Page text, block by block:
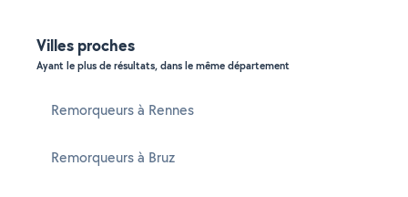
Villes proches
Ayant le plus de résultats, dans le même département
Remorqueurs à Rennes
Remorqueurs à Bruz